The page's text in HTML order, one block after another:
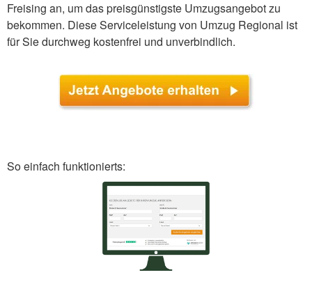
Freising an, um das preisgünstigste Umzugsangebot zu
bekommen. Diese Serviceleistung von Umzug Regional ist
für Sie durchweg kostenfrei und unverbindlich.
So einfach funktionierts: